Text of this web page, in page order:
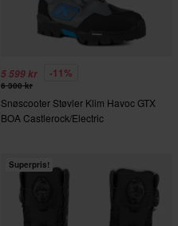
5 599 kr -11%
6 300 kr
Snøscooter Støvler Klim Havoc GTX
BOA Castlerock/Electric
Superpris!